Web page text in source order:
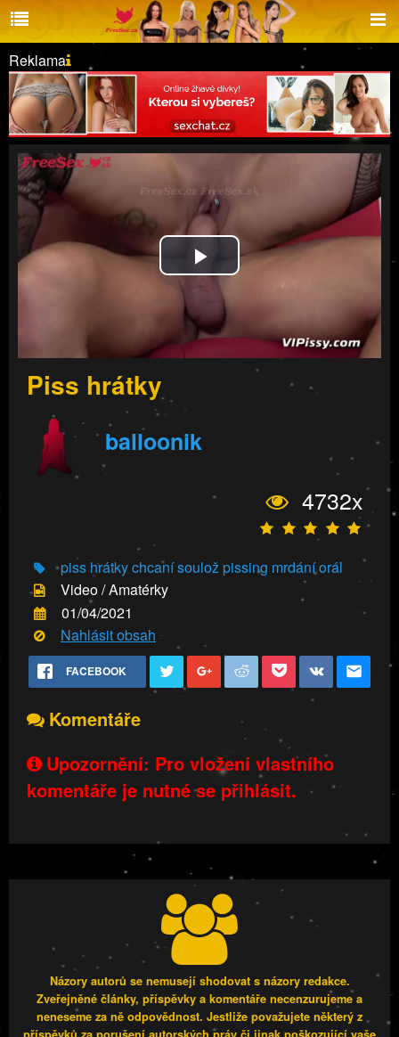
Reklama
Play
Video
Piss hrátky
balloonik
4732x
piss hrátkychcanísouložpissing mrdáníorál
Video / Amatérky
01/04/2021
Nahlásit obsah
FACEBOOK
Komentáře
Upozornění: Pro vložení vlastního
komentáře je nutné se přihlásit.
Názory autorů se nemusejí shodovat s názory redakce.
Zveřejněné články, příspěvky a komentáře necenzurujeme a
neneseme za ně odpovědnost. Jestliže považujete některý z